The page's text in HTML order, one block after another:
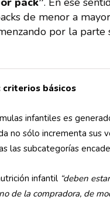
de menor a
por la parte
básicos
infantiles es
no sólo incrementa sus
las subcategorías
infantil “deben
de la compradora, de